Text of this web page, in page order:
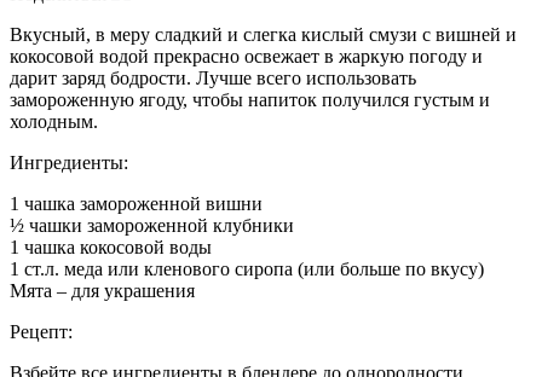
Вкусный, в меру сладкий и слегка кислый смузи с вишней и
кокосовой водой прекрасно освежает в жаркую погоду и
дарит заряд бодрости. Лучше всего использовать
замороженную ягоду, чтобы напиток получился густым и
холодным.
Ингредиенты:
1 чашка замороженной вишни
½ чашки замороженной клубники
1 чашка кокосовой воды
1 ст.л. меда или кленового сиропа (или больше по вкусу)
Мята – для украшения
Рецепт:
Взбейте все ингредиенты в блендере до однородности.